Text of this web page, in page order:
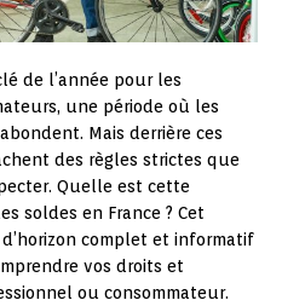
de l’année pour les
une période où les
Mais derrière ces
des règles strictes que
Quelle est cette
soldes en France ? Cet
complet et informatif
vos droits et
ou consommateur.